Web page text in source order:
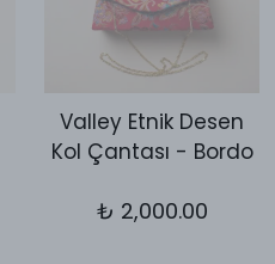
Valley Etnik Desen
Kol Çantası - Bordo
₺ 2,000.00